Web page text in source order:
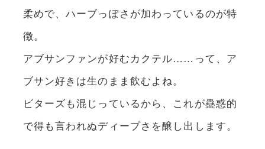
柔めで、ハーブっぽさが加わっているのが特
徴。
アブサンファンが好むカクテル……って、ア
ブサン好きは生のまま飲むよね。
ビターズも混じっているから、これが蠱惑的
で得も言われぬディープさを醸し出します。